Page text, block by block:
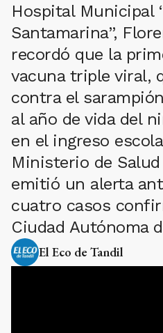
Hospital Municipal
Santamarina”,
recordó que la
vacuna triple viral,
contra el
al año de vida del
en el ingreso
Ministerio de
emitió un alerta
cuatro casos
Ciudad Autónoma
El Eco de Tandil